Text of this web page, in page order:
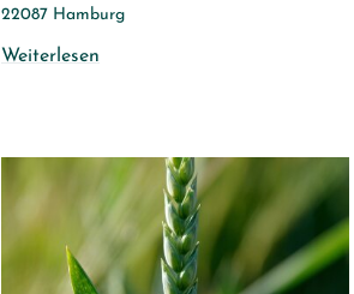
22087 Hamburg
Weiterlesen